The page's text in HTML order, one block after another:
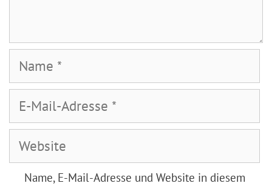
Mail-
Adresse
Name, E-Mail-Adresse und Website in diesem